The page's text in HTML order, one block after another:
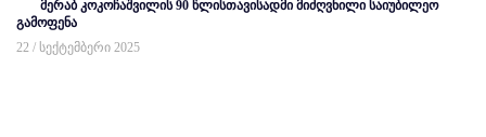
მერაბ კოკოჩაშვილის 90 წლისთავისადმი მიძღვნილი საიუბილეო
გამოფენა
22 / სექტემბერი 2025